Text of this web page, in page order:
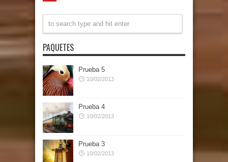
PAQUETES
Prueba 5
10/02/2013
Prueba 4
10/02/2013
Prueba 3
10/02/2013